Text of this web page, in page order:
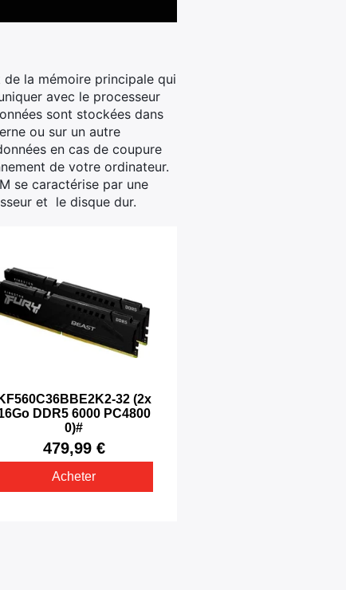
de la mémoire principale qui
avec le processeur
sont stockées dans
ou sur un autre
en cas de coupure
de votre ordinateur.
se caractérise par une
et le disque dur.